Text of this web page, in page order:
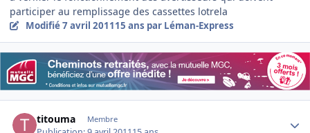
participer au remplissage des cassettes lotrela
Modifié7 avril 201115 ans par Léman-Express
titouma Membre